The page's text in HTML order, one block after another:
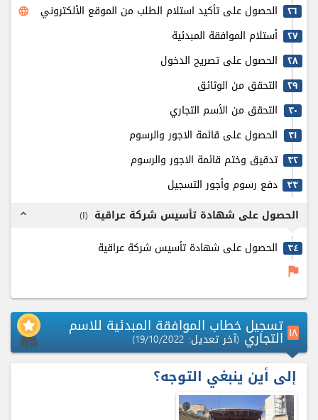
٢٦ الحصول على تأكيد استلام الطلب من الموقع الألكتروني language
٢٧ أستلام الموافقة المبدئية
٢٨ الحصول على تصريح الدخول
٢٩ التحقق من الوثائق
٣٠ التحقق من الأسم التجاري
٣۱ الحصول على قائمة الاجور والرسوم
٣٢ تدقيق وختم قائمة الاجور والرسوم
٣٣ دفع رسوم وأجور التسجيل
الحصول على شهادة تأسيس شركة عراقية (۱)
expand_less
٣٤ الحصول على شهادة تأسيس شركة عراقية
flag
۱٨ تسجيل خطاب الموافقة المبدئية للاسم
التجاري (آخر تعديل: 19/10/2022)
إلى أين ينبغي التوجه؟